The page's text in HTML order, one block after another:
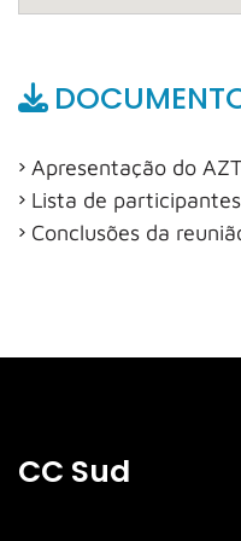
Apresentação do
Lista de participantes
Conclusões da
CC Sud